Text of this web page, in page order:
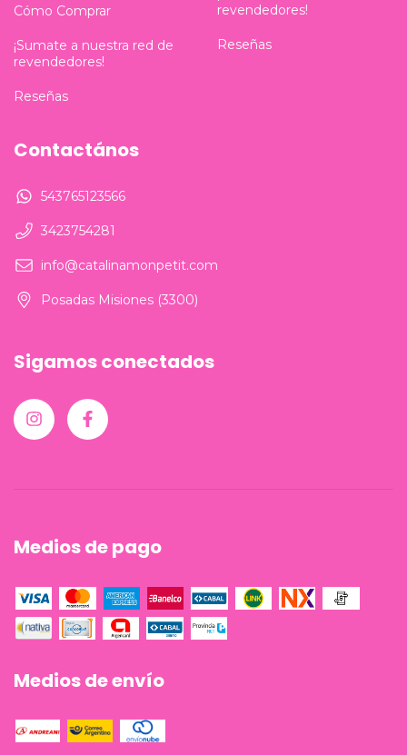
Cómo Comprar
¡Sumate a nuestra red de
revendedores!
Reseñas
revendedores!
Reseñas
Contactános
543765123566
3423754281
info@catalinamonpetit.com
Posadas Misiones (3300)
Sigamos conectados
Medios de pago
Medios de envío